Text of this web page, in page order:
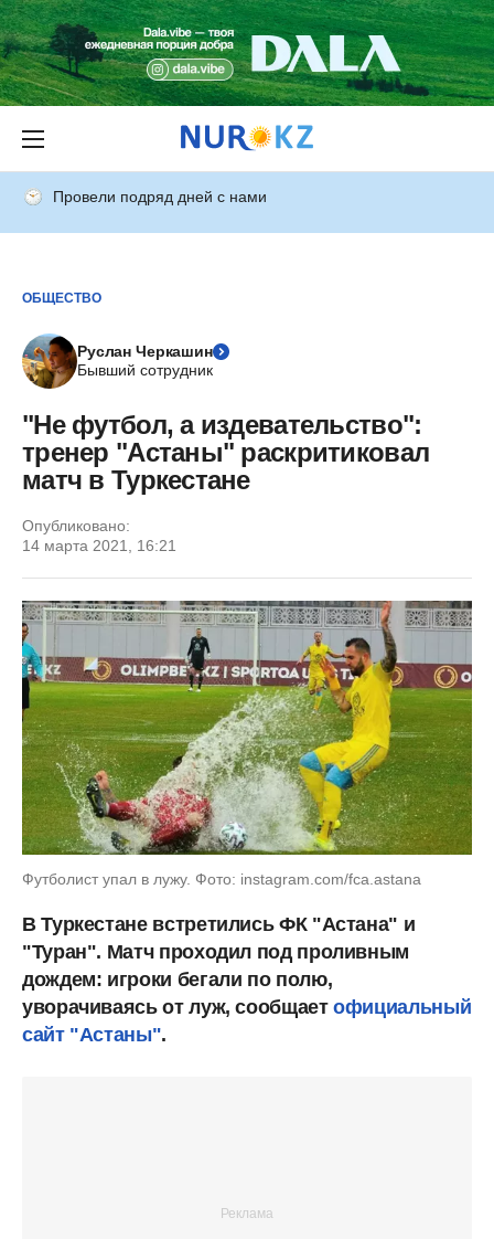
Провели подряд дней с нами
ОБЩЕСТВО
Руслан Черкашин
Бывший сотрудник
"Не футбол, а издевательство":
тренер "Астаны" раскритиковал
матч в Туркестане
Опубликовано:
14 марта 2021, 16:21
Футболист упал в лужу. Фото: instagram.com/fca.astana
В Туркестане встретились ФК "Астана" и
"Туран". Матч проходил под проливным
дождем: игроки бегали по полю,
уворачиваясь от луж, сообщаетофициальный
сайт "Астаны".